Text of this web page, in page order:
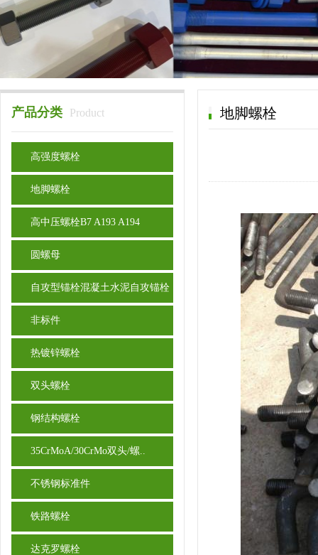
产品分类 Product
高强度螺栓
地脚螺栓
高中压螺栓B7 A193 A194
圆螺母
自攻型锚栓混凝土水泥自攻锚栓
非标件
热镀锌螺栓
双头螺栓
钢结构螺栓
35CrMoA/30CrMo双头/螺..
不锈钢标准件
铁路螺栓
达克罗螺栓
地脚螺栓